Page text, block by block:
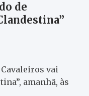
de
vai
amanhã, às